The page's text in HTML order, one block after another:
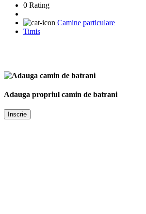
0 Rating
Camine particulare
Timis
Adauga propriul camin de batrani
Inscrie